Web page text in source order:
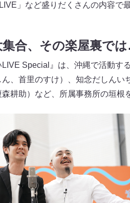
」など盛りだくさんの内容で
集合、その楽屋裏で
LIVE Special』は、沖縄で活動
ん、首里のすけ）、知念だしん
森耕助）など、所属事務所の垣